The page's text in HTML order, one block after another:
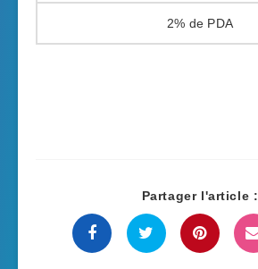
2%
Partager l'article :